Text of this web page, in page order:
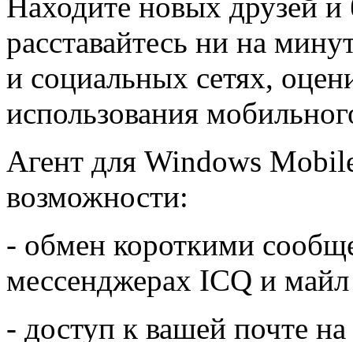
расставайтесь ни на
и социальных сетях,
использования
Агент для Windows
возможности:
- обмен короткими
мессенджерах ICQ и майл
- доступ к вашей почте